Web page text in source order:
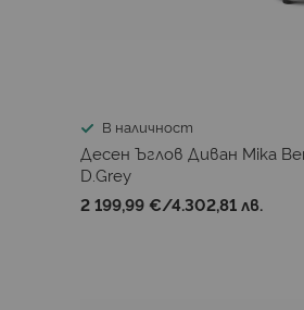
В наличност
Десен Ъглов Диван Mika
D.Grey
2 199,99 €/4.302,81 лв.